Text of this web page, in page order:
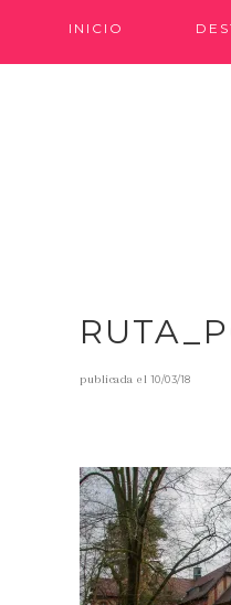
INICIO
publicada el10/03/18